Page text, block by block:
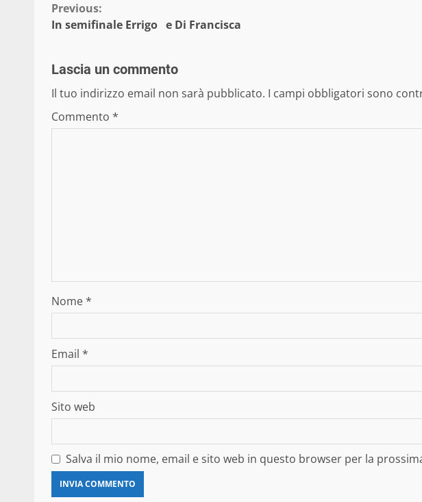
Continue
Previous:
In semifinale Errigo e Di Francisca
Lascia un commento
Il tuo indirizzo email non sarà pubblicato. I campi obbligatori sono
Commento *
Nome*
Email *
Sito web
Salva il mio nome, email e sito web in questo browser per la